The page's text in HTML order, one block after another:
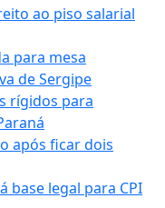
ao piso salarial
para mesa
de Sergipe
rígidos para
após ficar dois
base legal para CPI